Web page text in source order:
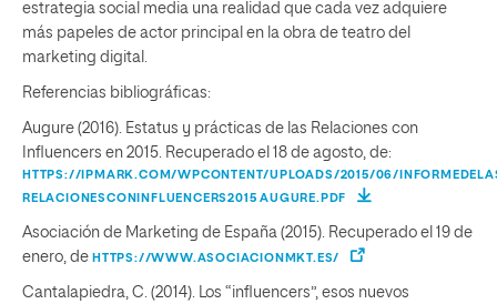
estrategia social media una realidad que cada vez adquiere
más papeles de actor principal en la obra de teatro del
marketing digital.
Referencias bibliográficas:
Augure (2016). Estatus y prácticas de las Relaciones con
Influencers en 2015. Recuperado el 18 de agosto, de:
HTTPS://IPMARK.COM/WPCONTENT/UPLOADS/2015/06/
RELACIONESCONINFLUENCERS2015 AUGURE.PDF
Asociación de Marketing de España (2015). Recuperado el 19 de
enero, de HTTPS://WWW.ASOCIACIONMKT.ES/
Cantalapiedra, C. (2014). Los “influencers”, esos nuevos